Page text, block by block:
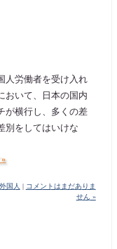
人労働者を受け入れ
おいて、日本の国内
が横行し、多くの差
別をしてはいけな
外国人
コメントはまだありま
せん »